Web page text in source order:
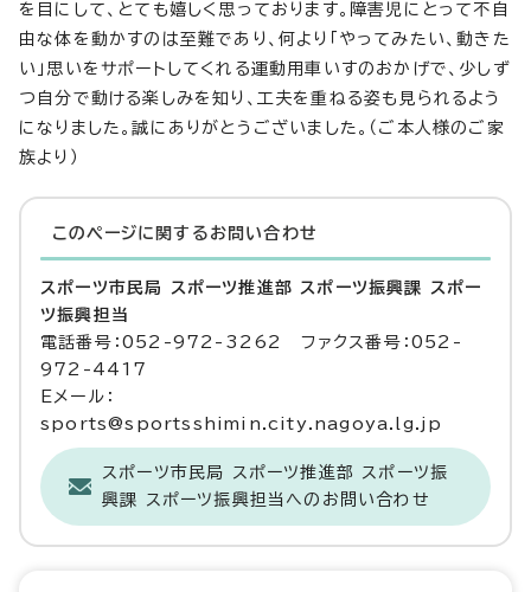
を目にして、とても嬉しく思っております。障害児にとって不自
由な体を動かすのは至難であり、何より「やってみたい、動きた
い」思いをサポートしてくれる運動用車いすのおかげで、少しず
つ自分で動ける楽しみを知り、工夫を重ねる姿も見られるよう
になりました。誠にありがとうございました。（ご本人様のご家
族より）
このページに関する お問い合わせ
スポーツ市民局 スポーツ推進部 スポーツ振興課 スポー
ツ振興担当
電話番号：052-972-3262 ファクス番号：052-
972-4417
Eメール：
sports@sportsshimin.city.nagoya.lg.jp
スポーツ市民局 スポーツ推進部 スポーツ振
興課 スポーツ振興担当へのお問い合わせ